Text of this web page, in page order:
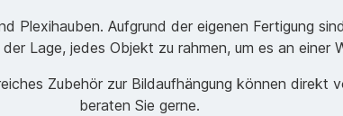
Plexihauben. Aufgrund der eigenen Fertigung
Lage, jedes Objekt zu rahmen, um es an einer
Zubehör zur Bildaufhängung können
beraten Sie gerne.